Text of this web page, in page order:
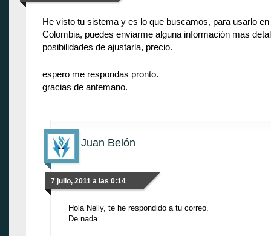
He visto tu sistema y es lo que buscamos, para usarlo
Colombia, puedes enviarme alguna información mas
posibilidades de ajustarla, precio.
espero me respondas pronto.
gracias de antemano.
Juan Belón
7 julio, 2011 a las 0:14
Hola Nelly, te he respondido a tu correo.
De nada.